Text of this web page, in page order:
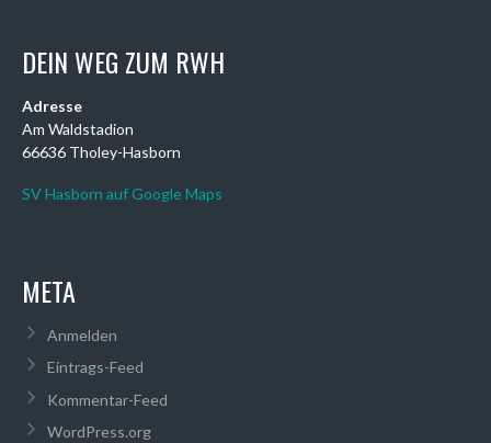
DEIN WEG ZUM RWH
Adresse
Am Waldstadion
66636 Tholey-Hasborn
SV Hasborn auf Google Maps
META
Anmelden
Eintrags-Feed
Kommentar-Feed
WordPress.org